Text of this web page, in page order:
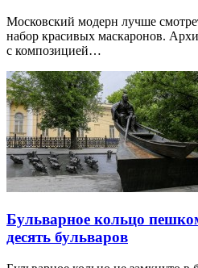
Московский модерн лучше
набор красивых маскаронов.
с композицией…
Бульварное кольцо
десять бульваров